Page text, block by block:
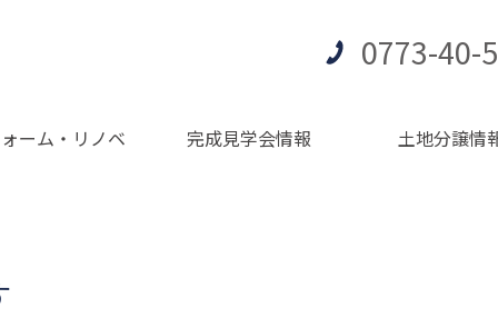
0773-40-
ーム・リノベ 完成見学会情報 土地分譲情